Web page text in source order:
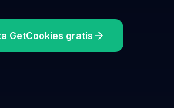
GetCookies gratis